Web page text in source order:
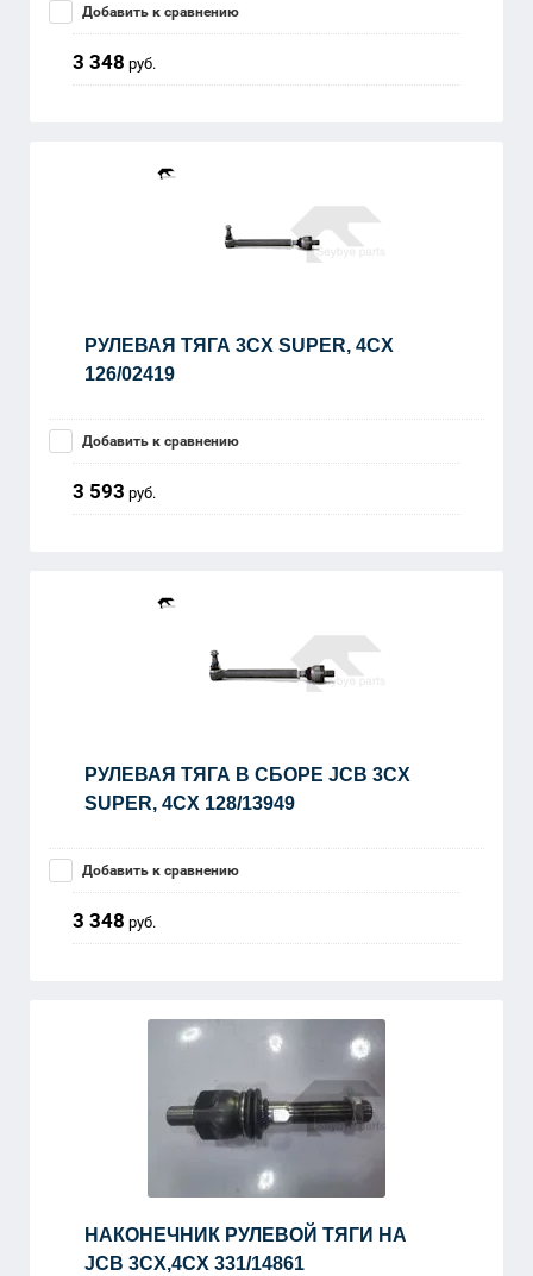
Добавить к сравнению
3 348 руб.
РУЛЕВАЯ ТЯГА 3CX SUPER, 4CX
126/02419
Добавить к сравнению
3 593 руб.
РУЛЕВАЯ ТЯГА В СБОРЕ JCB 3CX
SUPER, 4CX 128/13949
Добавить к сравнению
3 348 руб.
НАКОНЕЧНИК РУЛЕВОЙ ТЯГИ НА
JCB 3CX,4CX 331/14861